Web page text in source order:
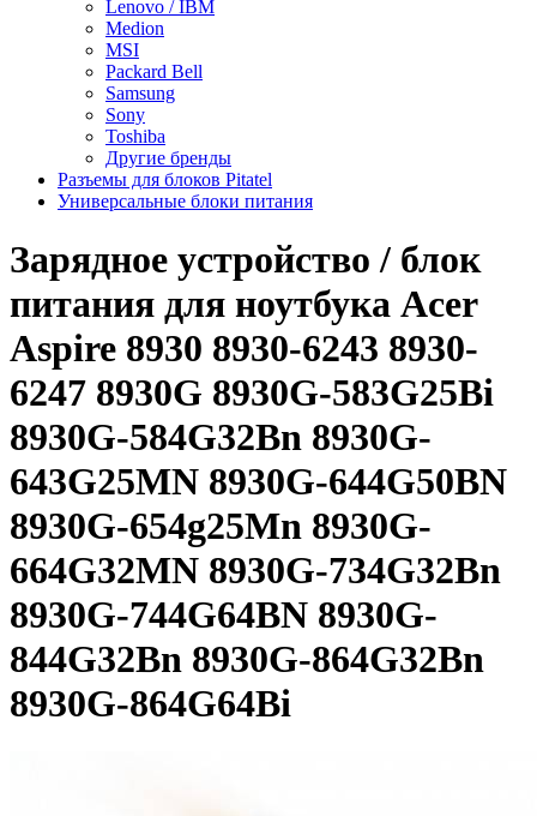
Lenovo / IBM
Medion
MSI
Packard Bell
Samsung
Sony
Toshiba
Другие бренды
Разъемы для блоков Pitatel
Универсальные блоки питания
Зарядное уcтройство / блок
питания для ноутбука Acer
Aspire 8930 8930-6243 8930-
6247 8930G 8930G-583G25Bi
8930G-584G32Bn 8930G-
643G25MN 8930G-644G50BN
8930G-654g25Mn 8930G-
664G32MN 8930G-734G32Bn
8930G-744G64BN 8930G-
844G32Bn 8930G-864G32Bn
8930G-864G64Bi